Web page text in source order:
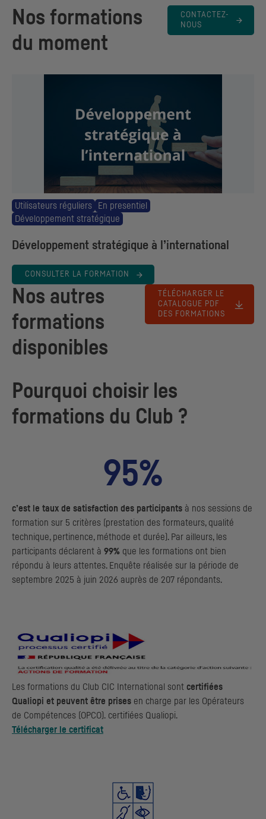
Nos formations
du moment
CONTACTEZ-
NOUS
Utilisateurs réguliers
En presentiel
Développement stratégique
Développement stratégique à l’international
CONSULTER LA FORMATION
Nos autres
formations
disponibles
TÉLÉCHARGER LE
CATALOGUE PDF
DES FORMATIONS
Pourquoi choisir les
formations du Club ?
95%
c’est le taux de satisfaction des participants à nos sessions de
formation sur 5 critères (prestation des formateurs, qualité
technique, pertinence, méthode et durée). Par ailleurs, les
participants déclarent à 99% que les formations ont bien
répondu à leurs attentes. Enquête réalisée sur la période de
septembre 2025 à juin 2026 auprès de 207 répondants.
Les formations du Club CIC International sont certifiées
Qualiopi et peuvent être prises en charge par les Opérateurs
de Compétences (OPCO). certifiées Qualiopi.
Télécharger le certificat